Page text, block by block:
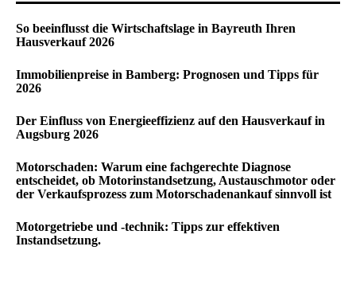
So beeinflusst die Wirtschaftslage in Bayreuth Ihren
Hausverkauf 2026
Immobilienpreise in Bamberg: Prognosen und Tipps für
2026
Der Einfluss von Energieeffizienz auf den Hausverkauf in
Augsburg 2026
Motorschaden: Warum eine fachgerechte Diagnose
entscheidet, ob Motorinstandsetzung, Austauschmotor oder
der Verkaufsprozess zum Motorschadenankauf sinnvoll ist
Motorgetriebe und -technik: Tipps zur effektiven
Instandsetzung.